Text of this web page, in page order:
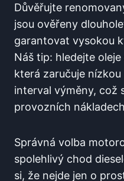
Důvěřujte
jsou ověřeny
garantovat vysokou
Náš tip: hledejte
která zaručuje
interval výměny, což
provozních
Správná volba
spolehlivý chod
si, že nejde jen o